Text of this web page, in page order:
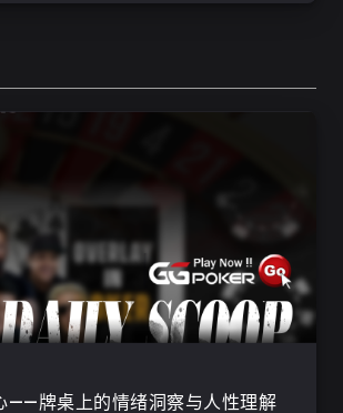
——牌桌上的情绪洞察与人性理解